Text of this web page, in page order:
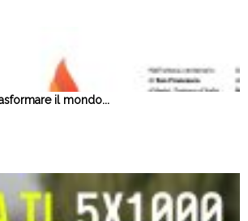
il mondo...